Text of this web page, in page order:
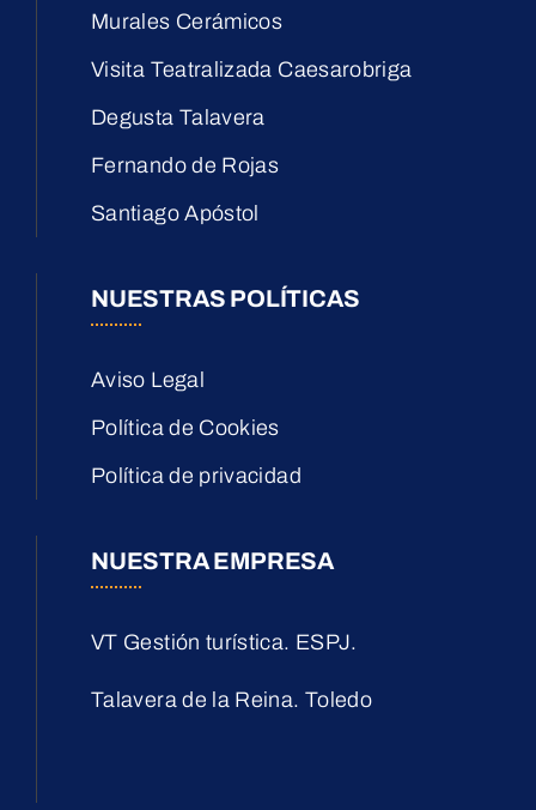
Murales Cerámicos
Visita Teatralizada Caesarobriga
Degusta Talavera
Fernando de Rojas
Santiago Apóstol
NUESTRAS POLÍTICAS
Aviso Legal
Política de Cookies
Política de privacidad
NUESTRA EMPRESA
VT Gestión turística. ESPJ.
Talavera de la Reina. Toledo